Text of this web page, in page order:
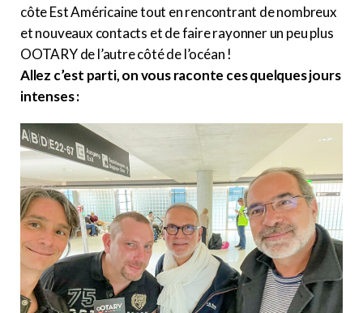
côte Est Américaine tout en rencontrant de nombreux
et nouveaux contacts et de faire rayonner un peu plus
OOTARY de l’autre côté de l’océan !
Allez c’est parti, on vous raconte ces quelques jours
intenses :